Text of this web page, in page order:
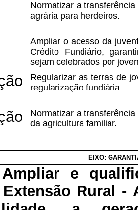
Normatizar a
agrária para herdeiros.
Ampliar o acesso da
Crédito Fundiário,
sejam celebrados por
Regularizar as terras de
regularização fundiária.
Normatizar a
da agricultura familiar.
EIXO:
e
Rural -